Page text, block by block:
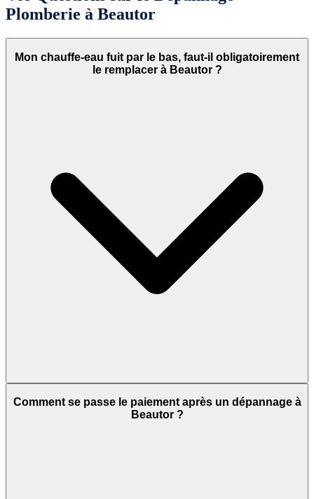
Plomberie à Beautor
Mon chauffe-eau fuit par le bas, faut-il obligatoirement
le remplacer à Beautor ?
Comment se passe le paiement après un dépannage à
Beautor ?